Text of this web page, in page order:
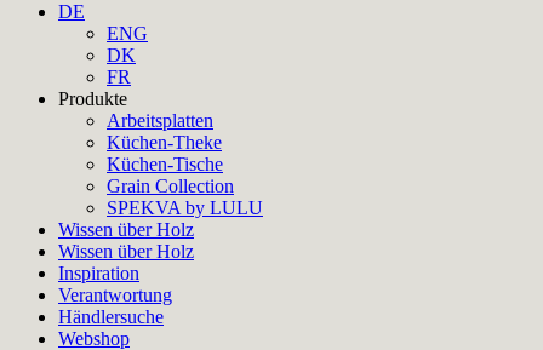
DE
ENG
DK
FR
Produkte
Arbeitsplatten
Küchen-Theke
Küchen-Tische
Grain Collection
SPEKVA by LULU
Wissen über Holz
Wissen über Holz
Inspiration
Verantwortung
Händlersuche
Webshop